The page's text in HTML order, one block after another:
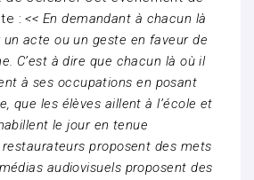
:<< En demandant à chacun là
acte ou un geste en faveur de
C’est à dire que chacun là où il
à ses occupations en posant
que les élèves aillent à l’école et
lejouren tenue
proposent des mets
audiovisuels proposent des